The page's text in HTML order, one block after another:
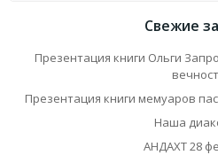
Свежие
Презентация книги Ольги
Презентация книги мемуаров
Наша
АНДАХТ 28